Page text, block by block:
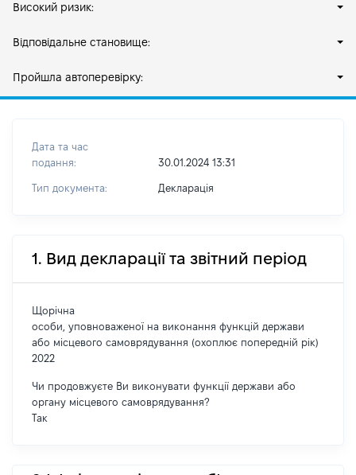
Високий ризик:
Відповідальне становище:
Пройшла автоперевірку:
Дата та час
подання:
30.01.2024 13:31
Тип документа: Декларація
1. Вид декларації та звітний період
Щорічна
особи, уповноваженої на виконання функцій держави
або місцевого самоврядування (охоплює попередній рік)
2022
Чи продовжуєте Ви виконувати функції держави або
органу місцевого самоврядування?
Так